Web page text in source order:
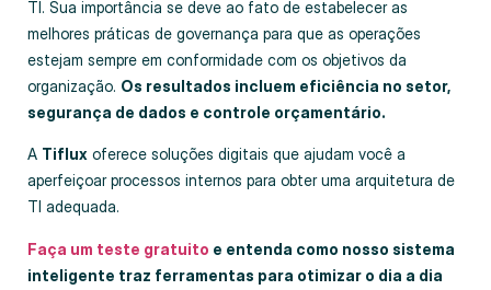
TI. Sua importância se deve ao fato de estabelecer as
melhores práticas de governança para que as operações
estejam sempre em conformidade com os objetivos da
organização. Os resultados incluem eficiência no setor,
segurança de dados e controle orçamentário.
A Tiflux oferece soluções digitais que ajudam você a
aperfeiçoar processos internos para obter uma arquitetura de
TI adequada.
Faça um teste gratuito e entenda como nosso sistema
inteligente traz ferramentas para otimizar o dia a dia